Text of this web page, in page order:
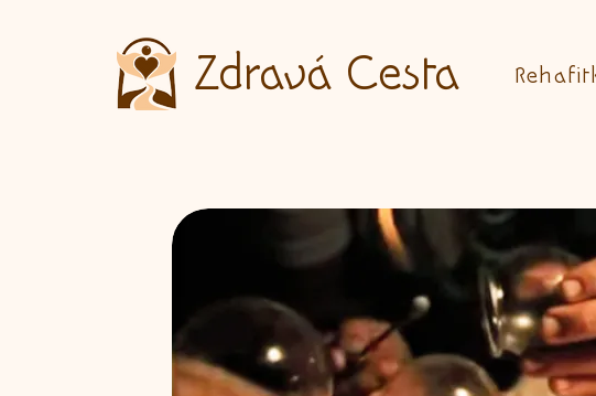
Zdravá Cesta